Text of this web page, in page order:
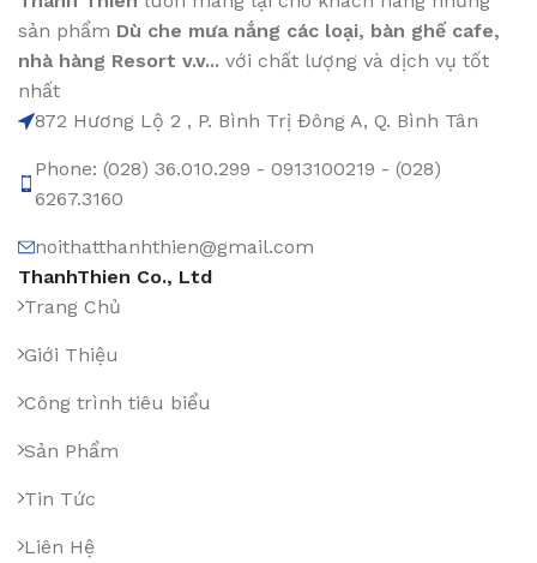
sản phẩm Dù che mưa nắng các loại, bàn ghế cafe,
nhà hàng Resort v.v... với chất lượng và dịch vụ tốt
nhất
872 Hương Lộ 2 , P. Bình Trị Đông A, Q. Bình Tân
Phone: (028) 36.010.299 - 0913100219 - (028)
6267.3160
noithatthanhthien@gmail.com
ThanhThien Co., Ltd
Trang Chủ
Giới Thiệu
Công trình tiêu biểu
Sản Phẩm
Tin Tức
Liên Hệ